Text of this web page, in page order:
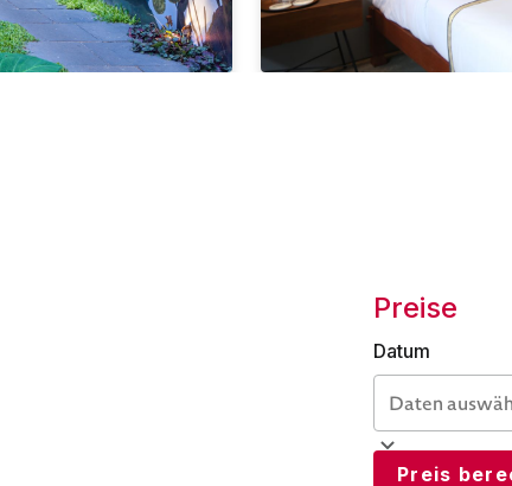
Preise
Datum
Preis